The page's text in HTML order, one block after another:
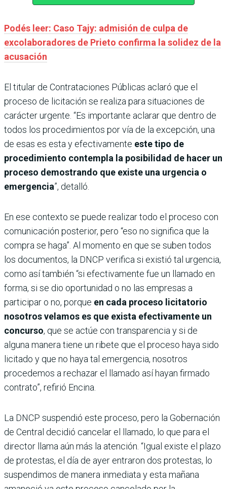
Podés leer: Caso Tajy: admisión de culpa de
excolaboradores de Prieto confirma la solidez de la
acusación
El titular de Contrataciones Públicas aclaró que el
proceso de licitación se realiza para situaciones de
carácter urgente. “Es importante aclarar que dentro de
todos los procedimientos por vía de la excepción, una
de esas es esta y efectivamente este tipo de
procedimiento contempla la posibilidad de hacer un
proceso demostrando que existe una urgencia o
emergencia”, detalló.
En ese contexto se puede realizar todo el proceso con
comunicación posterior, pero “eso no significa que la
compra se haga”. Al momento en que se suben todos
los documentos, la DNCP verifica si existió tal urgencia,
como así también “si efectivamente fue un llamado en
forma, si se dio oportunidad o no las empresas a
participar o no, porque en cada proceso licitatorio
nosotros velamos es que exista efectivamente un
concurso, que se actúe con transparencia y si de
alguna manera tiene un ribete que el proceso haya sido
licitado y que no haya tal emergencia, nosotros
procedemos a rechazar el llamado así hayan firmado
contrato”, refirió Encina.
La DNCP suspendió este proceso, pero la Gobernación
de Central decidió cancelar el llamado, lo que para el
director llama aún más la atención. “Igual existe el plazo
de protestas, el día de ayer entraron dos protestas, lo
suspendimos de manera inmediata y esta mañana